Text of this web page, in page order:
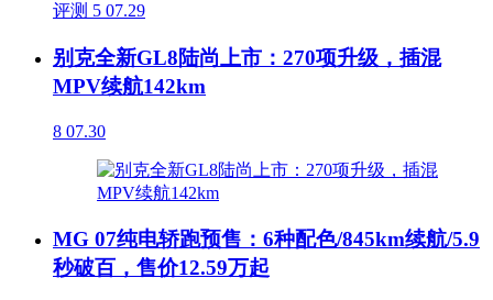
评测 5 07.29
别克全新GL8陆尚上市：270项升级，插混
MPV续航142km
8 07.30
MG 07纯电轿跑预售：6种配色/845km续航/5.9
秒破百，售价12.59万起